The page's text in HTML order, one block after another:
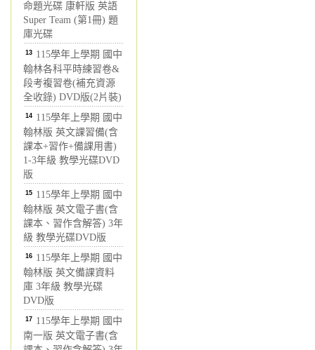
命題光碟 康軒版 英語
Super Team (第1冊) 題
庫光碟
13 115學年上學期 國中
翰林各科平時練習卷&
段考複習卷(補充資源
全收錄) DVD版(2片裝)
14 115學年上學期 國中
翰林版 英文課習備(含
課本+習作+備課用書)
1-3年級 教學光碟DVD
版
15 115學年上學期 國中
翰林版 英文電子書(含
課本、習作含解答) 3年
級 教學光碟DVD版
16 115學年上學期 國中
翰林版 英文備課資料
庫 3年級 教學光碟
DVD版
17 115學年上學期 國中
南一版 英文電子書(含